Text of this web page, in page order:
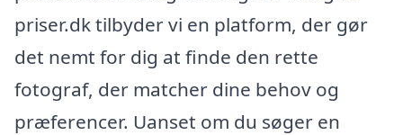
priser.dk tilbyder vi en platform, der gør
det nemt for dig at finde den rette
fotograf, der matcher dine behov og
præferencer. Uanset om du søger en